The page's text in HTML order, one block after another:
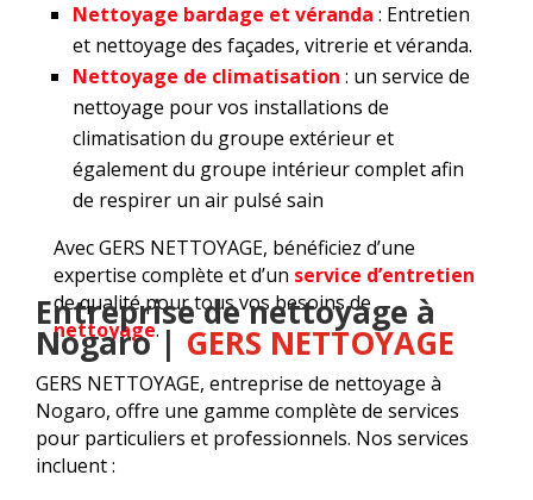
Nettoyage bardage et véranda : Entretien
et nettoyage des façades, vitrerie et véranda.
Nettoyage de climatisation : un service de
nettoyage pour vos installations de
climatisation du groupe extérieur et
également du groupe intérieur complet afin
de respirer un air pulsé sain
Avec GERS NETTOYAGE, bénéficiez d’une
expertise complète et d’un service d’entretien
de qualité pour tous vos besoins de
nettoyage.
Entreprise de nettoyage à
Nogaro | GERS NETTOYAGE
GERS NETTOYAGE, entreprise de nettoyage à
Nogaro, offre une gamme complète de services
pour particuliers et professionnels. Nos services
incluent :